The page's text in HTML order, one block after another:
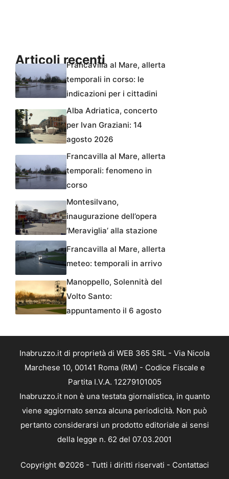
Articoli recentiFrancavilla al Mare, allerta
temporali in corso: le
indicazioni per i cittadini
Alba Adriatica, concerto
per Ivan Graziani: 14
agosto 2026
Francavilla al Mare, allerta
temporali: fenomeno in
corso
Montesilvano,
inaugurazione dell’opera
‘Meraviglia’ alla stazione
Francavilla al Mare, allerta
meteo: temporali in arrivo
Manoppello, Solennità del
Volto Santo:
appuntamento il 6 agosto
Inabruzzo.it di proprietà di WEB 365 SRL - Via Nicola
Marchese 10, 00141 Roma (RM) - Codice Fiscale e
Partita I.V.A. 12279101005
Inabruzzo.it non è una testata giornalistica, in quanto
viene aggiornato senza alcuna periodicità. Non può
pertanto considerarsi un prodotto editoriale ai sensi
della legge n. 62 del 07.03.2001
Copyright ©2026 - Tutti i diritti riservati - Contattaci